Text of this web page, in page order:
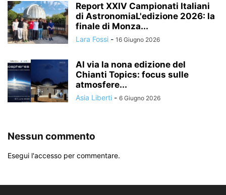
Report XXIV Campionati Italiani
di AstronomiaL'edizione 2026: la
finale di Monza...
Lara Fossi - 16 Giugno 2026
Al via la nona edizione del
Chianti Topics: focus sulle
atmosfere...
Asia Liberti - 6 Giugno 2026
Nessun commento
Esegui l'accesso per commentare.